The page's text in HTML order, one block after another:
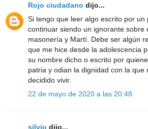
Rojo ciudadano dijo...
Si tengo que leer algo escrito por un
continuar siendo un ignorante sobre
masonería y Martí. Debe ser algún
que me hice desde la adolescencia
su nombre dicho o escrito por
patria y odian la dignidad con la que
decidido vivir.
22 de mayo de 2020 a las 20:48
silvio dijo...